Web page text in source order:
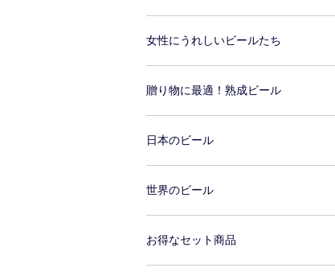
女性にうれしいビールたち
贈り物に最適！熟成ビール
日本のビール
世界のビール
お得なセット商品